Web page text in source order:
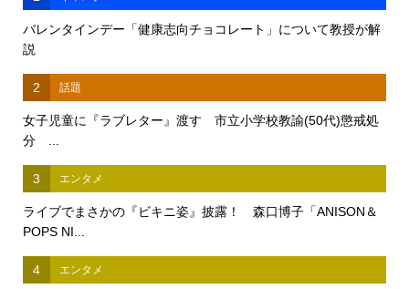
バレンタインデー「健康志向チョコレート」について教授が解
説
2 話題
女子児童に『ラブレター』渡す 市立小学校教諭(50代)懲戒処
分 ...
3 エンタメ
ライブでまさかの『ビキニ姿』披露！ 森口博子「ANISON＆
POPS NI...
4 エンタメ